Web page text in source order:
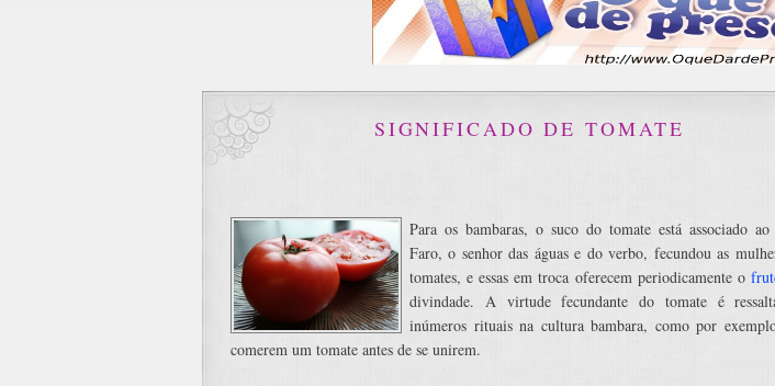
SIGNIFICADO DE TOMATE
Para os bambaras, o suco do tomate está associado ao
Faro, o senhor das águas e do verbo, fecundou as
tomates, e essas em troca oferecem periodicamente o
divindade. A virtude fecundante do tomate é
inúmeros rituais na cultura bambara, como por
comerem um tomate antes de se unirem.